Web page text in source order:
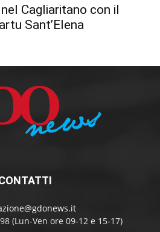
Cagliaritano con il
Sant’Elena
(Lun-Ven ore 09-12 e 15-17)